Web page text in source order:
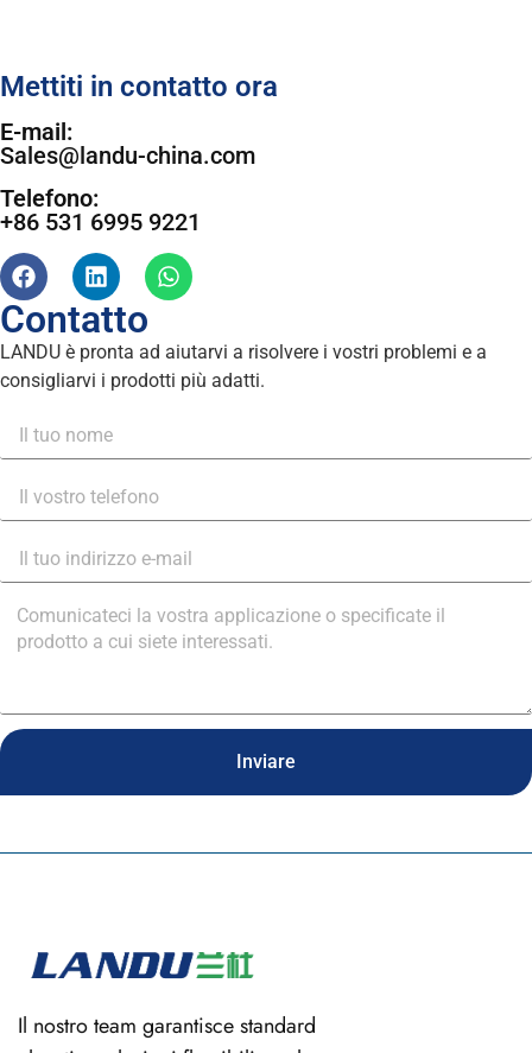
Mettiti in contatto ora
E-mail:
Sales@landu-china.com
Telefono:
+86 531 6995 9221
Contatto
LANDU è pronta ad aiutarvi a risolvere i vostri problemi e a
consigliarvi i prodotti più adatti.
Inviare
Il nostro team garantisce standard